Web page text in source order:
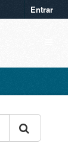
Entrar